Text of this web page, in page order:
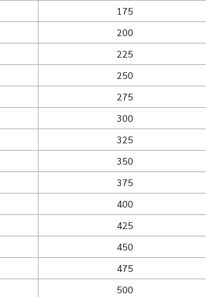
175
200
225
250
275
300
325
350
375
400
425
450
475
500